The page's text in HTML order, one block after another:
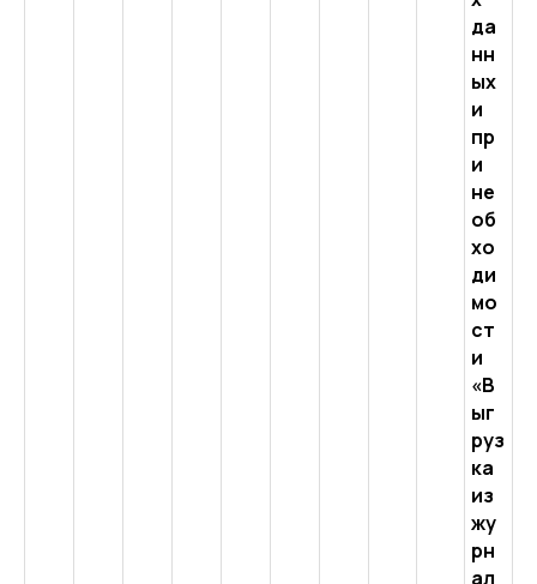
да
нн
ых
и
пр
и
не
об
хо
ди
мо
ст
и
«В
ыг
руз
ка
из
жу
рн
ал